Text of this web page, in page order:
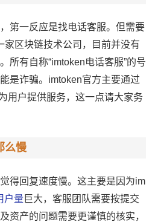
第一反应是找电话客服。但需要
家 区块链技术公司，目前并没有
所有自称“imtoken电话客服”的号
是诈骗。imtoken官方主要通过
用户提供服务，这一点请大家务
么慢
得回复速度慢。这主要是因为im
户量 巨大，客服团队需要按提交
资产的问题需要更谨慎的核实，